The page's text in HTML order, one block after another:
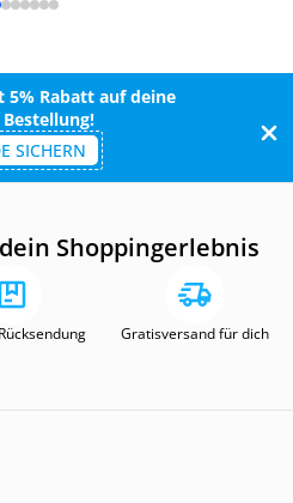
5% Rabatt auf deine
SICHERN
Shoppingerlebnis
Gratisversand für dich